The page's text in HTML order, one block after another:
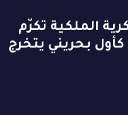
الملكية تكرّم
بحريني يتخرج